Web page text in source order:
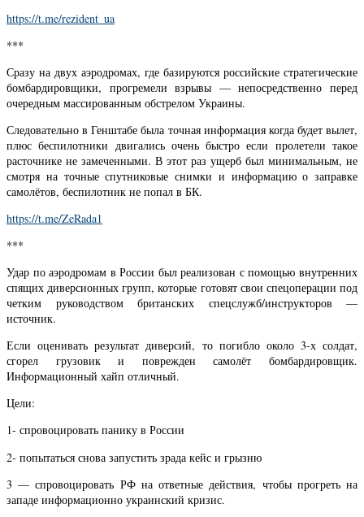
https://t.me/rezident_ua
***
Сразу на двух аэродромах, где базируются российские стратегические
бомбардировщики, прогремели взрывы — непосредственно перед
очередным массированным обстрелом Украины.
Следовательно в Генштабе была точная информация когда будет вылет,
плюс беспилотники двигались очень быстро если пролетели такое
расточнике не замеченными. В этот раз ущерб был минимальным, не
смотря на точные спутниковые снимки и информацию о заправке
самолётов, беспилотник не попал в БК.
https://t.me/ZeRada1
***
Удар по аэродромам в России был реализован с помощью внутренних
спящих диверсионных групп, которые готовят свои спецоперации под
четким руководством британских спецслужб/инструкторов —
источник.
Если оценивать результат диверсий, то погибло около 3-х солдат,
сгорел грузовик и поврежден самолёт бомбардировщик.
Информационный хайп отличный.
Цели:
1- спровоцировать панику в России
2- попытаться снова запустить зрада кейс и грызню
3 — спровоцировать РФ на ответные действия, чтобы прогреть на
западе информационно украинский кризис.